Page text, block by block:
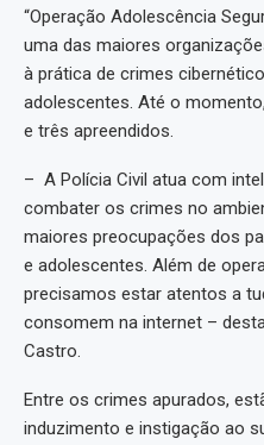
“Operação Adolescência
uma das maiores
à prática de crimes
adolescentes. Até o
e três apreendidos.
– A Polícia Civil atua com
combater os crimes no
maiores preocupações dos
e adolescentes. Além de
precisamos estar atentos a
consomem na internet –
Castro.
Entre os crimes apurados,
induzimento e instigação ao